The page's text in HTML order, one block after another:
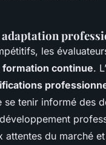
les
formation continue.
se tenir informé des
attentes du marché